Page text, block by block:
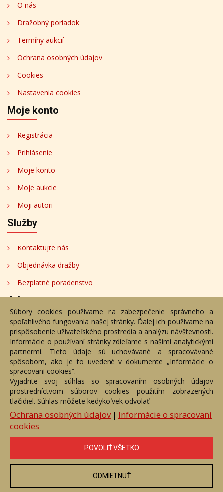
O nás
Dražobný poriadok
Termíny aukcií
Ochrana osobných údajov
Cookies
Nastavenia cookies
Moje konto
Registrácia
Prihlásenie
Moje konto
Moje aukcie
Moji autori
Služby
Kontaktujte nás
Objednávka dražby
Bezplatné poradenstvo
Adresa
Nižný Hrušov 333, 094 22, Slovenská republika
+421 905 356 921
+421 905 959 101
dartesro@dartesro.sk
Hlavná stránka Aukčný katalóg
Objednávka dražby
Termíny aukcií
Online Aukcia
DARTE AUKČNÁ SPOLOČNOSŤ s.r.o. © 2007 - 2026
Akékoľvek používanie obrazových a textových súčastí tejto stránky je
podmienené výslovným súhlasom jej vlastníka. Všetky práva sú
vyhradené.
Súbory cookies používame na zabezpečenie správneho a
spoľahlivého fungovania našej stránky. Ďalej ich používame na
prispôsobenie užívateľského prostredia a analýzu návštevnosti.
Informácie o používaní stránky zdieľame s našimi analytickými
partnermi. Tieto údaje sú uchovávané a spracovávané
spôsobom, ako je to uvedené v dokumente „Informácie o
spracovaní cookies“.
Vyjadrite svoj súhlas so spracovaním osobných údajov
prostredníctvom súborov cookies použitím zobrazených
tlačidiel. Súhlas môžete kedykoľvek odvolať.
Ochrana osobných údajov| Informácie o spracovaní
cookies
POVOLIŤ VŠETKO
ODMIETNUŤ